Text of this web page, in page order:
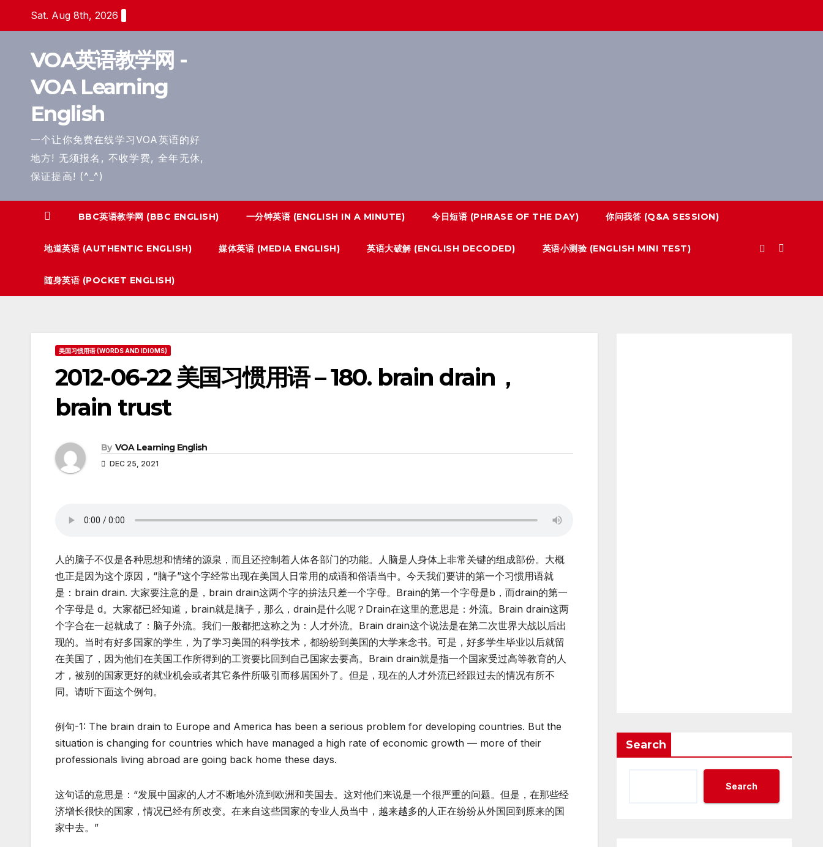
Sat. Aug 8th, 2026
VOA英语教学网 -
VOA Learning
English
一个让你免费在线学习VOA英语的好
地方! 无须报名, 不收学费, 全年无休,
保证提高! (^_^)
BBC英语教学网 (BBC ENGLISH) 一分钟英语 (ENGLISH IN A MINUTE) 今日短语 (PHRASE OF THE DAY) 你问我答 (Q&A SESSION)
地道英语 (AUTHENTIC ENGLISH) 媒体英语 (MEDIA ENGLISH) 英语大破解 (ENGLISH DECODED) 英语小测验 (ENGLISH MINI TEST)
随身英语 (POCKET ENGLISH)
美国习惯用语 (WORDS AND IDIOMS)
2012-06-22 美国习惯用语 – 180. brain drain，
brain trust
By VOA Learning English
DEC 25, 2021
人的脑子不仅是各种思想和情绪的源泉，而且还控制着人体各部门的功能。人脑是人身体上非常关键的组成部份。大概
也正是因为这个原因，“脑子”这个字经常出现在美国人日常用的成语和俗语当中。今天我们要讲的第一个习惯用语就
是：brain drain. 大家要注意的是，brain drain这两个字的拚法只差一个字母。Brain的第一个字母是b，而drain的第一
个字母是 d。大家都已经知道，brain就是脑子，那么，drain是什么呢？Drain在这里的意思是：外流。Brain drain这两
个字合在一起就成了：脑子外流。我们一般都把这称之为：人才外流。Brain drain这个说法是在第二次世界大战以后出
现的。当时有好多国家的学生，为了学习美国的科学技术，都纷纷到美国的大学来念书。可是，好多学生毕业以后就留
在美国了，因为他们在美国工作所得到的工资要比回到自己国家去要高。Brain drain就是指一个国家受过高等教育的人
才，被别的国家更好的就业机会或者其它条件所吸引而移居国外了。但是，现在的人才外流已经跟过去的情况有所不
同。请听下面这个例句。
例句-1: The brain drain to Europe and America has been a serious problem for developing countries. But the
situation is changing for countries which have managed a high rate of economic growth — more of their
professionals living abroad are going back home these days.
这句话的意思是：“发展中国家的人才不断地外流到欧洲和美国去。这对他们来说是一个很严重的问题。但是，在那些经
济增长很快的国家，情况已经有所改变。在来自这些国家的专业人员当中，越来越多的人正在纷纷从外国回到原来的国
家中去。”
Search
Search